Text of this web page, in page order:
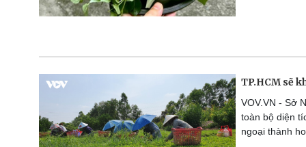
TP.HCM sẽ
VOV.VN - Sở
toàn bộ diện
ngoại thành